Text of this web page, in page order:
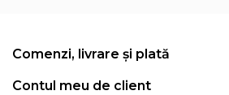
Comenzi, livrare și plată
Contul meu de client